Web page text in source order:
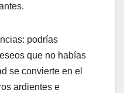
podrías
que no habías
se convierte en el
ardientes e